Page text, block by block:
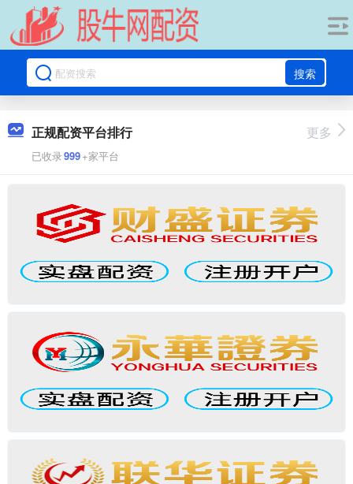
搜索
正规配资平台排行
已收录999+家平台
更多